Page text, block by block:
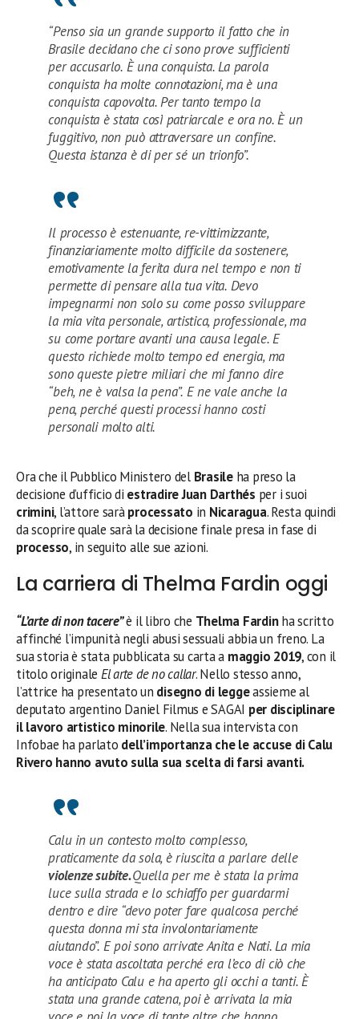
“Penso sia un grande supporto il fatto che in
Brasile decidano che ci sono prove sufficienti
per accusarlo. È una conquista. La parola
conquista ha molte connotazioni, ma è una
conquista capovolta. Per tanto tempo la
conquista è stata così patriarcale e ora no. È un
fuggitivo, non può attraversare un confine.
Questa istanza è di per sé un trionfo”.
Il processo è estenuante, re-vittimizzante,
finanziariamente molto difficile da sostenere,
emotivamente la ferita dura nel tempo e non ti
permette di pensare alla tua vita. Devo
impegnarmi non solo su come posso sviluppare
la mia vita personale, artistica, professionale, ma
su come portare avanti una causa legale. E
questo richiede molto tempo ed energia, ma
sono queste pietre miliari che mi fanno dire
“beh, ne è valsa la pena”. E ne vale anche la
pena, perché questi processi hanno costi
personali molto alti.
Ora che il Pubblico Ministero del Brasileha preso la
decisione d’ufficio di estradireJuan Darthés per i suoi
crimini, l’attore saràprocessato in Nicaragua. Resta quindi
da scoprire quale sarà la decisione finale presa in fase di
processo, in seguito alle sue azioni.
La carriera di Thelma Fardin oggi
“L’arte di non tacere”è il libro che Thelma Fardinha scritto
affinché l’impunità negli abusi sessuali abbia un freno. La
sua storia è stata pubblicata su carta a maggio 2019, con il
titolo originale El arte de no callar. Nello stesso anno,
l’attrice ha presentato un disegno di leggeassieme al
deputato argentino Daniel Filmus e SAGAI per disciplinare
il lavoro artistico minorile. Nella sua intervista con
Infobae ha parlato dell’importanza che le accuse di Calu
Rivero hanno avuto sulla sua scelta di farsi avanti.
Calu in un contesto molto complesso,
praticamente da sola, è riuscita a parlare delle
violenze subite.Quella per me è stata la prima
luce sulla strada e lo schiaffo per guardarmi
dentro e dire “devo poter fare qualcosa perché
questa donna mi sta involontariamente
aiutando”. E poi sono arrivate Anita e Nati. La mia
voce è stata ascoltata perché era l’eco di ciò che
ha anticipato Calu e ha aperto gli occhi a tanti. È
stata una grande catena, poi è arrivata la mia